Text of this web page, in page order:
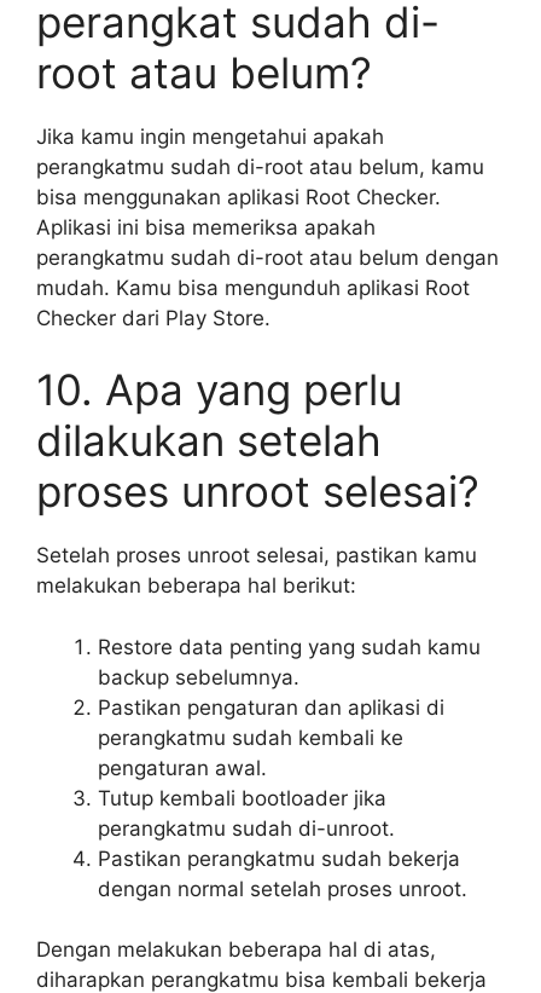
perangkat sudah di-
root atau belum?
Jika kamu ingin mengetahui apakah
perangkatmu sudah di-root atau belum, kamu
bisa menggunakan aplikasi Root Checker.
Aplikasi ini bisa memeriksa apakah
perangkatmu sudah di-root atau belum dengan
mudah. Kamu bisa mengunduh aplikasi Root
Checker dari Play Store.
10. Apa yang perlu
dilakukan setelah
proses unroot selesai?
Setelah proses unroot selesai, pastikan kamu
melakukan beberapa hal berikut:
Restore data penting yang sudah kamu
backup sebelumnya.
Pastikan pengaturan dan aplikasi di
perangkatmu sudah kembali ke
pengaturan awal.
Tutup kembali bootloader jika
perangkatmu sudah di-unroot.
Pastikan perangkatmu sudah bekerja
dengan normal setelah proses unroot.
Dengan melakukan beberapa hal di atas,
diharapkan perangkatmu bisa kembali bekerja